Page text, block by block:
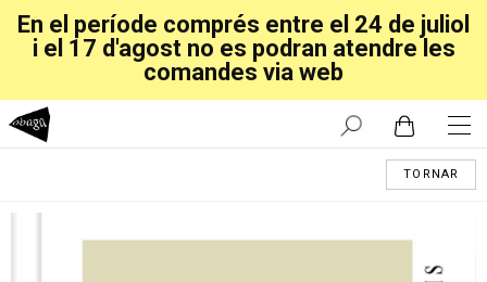
En el període comprés entre el 24 de juliol
i el 17 d'agost no es podran atendre les
comandes via web
TORNAR